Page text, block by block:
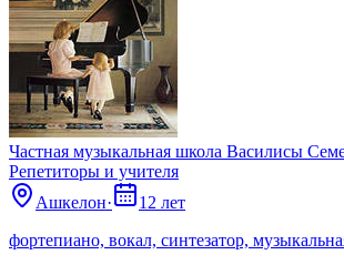
Частная музыкальная школа Василисы
Репетиторы и учителя
Ашкелон·
12 лет
фортепиано, вокал, синтезатор,